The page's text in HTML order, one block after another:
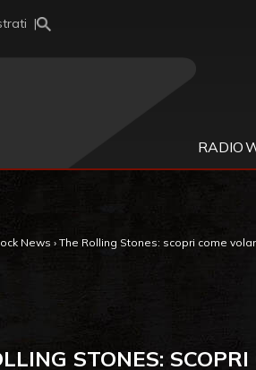
RADIO
News › The Rolling Stones: scopri come
STONES: